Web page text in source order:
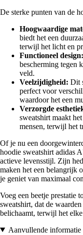
De sterke punten van de
Hoogwaardige
biedt het een
terwijl het licht en
Functioneel design:
bescherming tegen
veld.
Veelzijdigheid: Dit
perfect voor
waardoor het een
Verzorgde
sweatshirt maakt
mensen, terwijl het
Of je nu een
hoodie sweatshirt adidas
actieve levensstijl. Zijn
maken het een belangrijk
je geniet van maximaal
Voeg een beetje prestatie
sweatshirt, dat de
belichaamt, terwijl het
Aanvullende informatie